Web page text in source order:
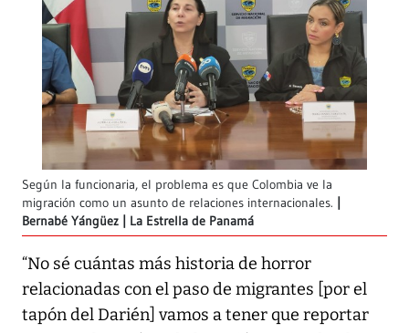
Según la funcionaria, el problema es que Colombia ve la
migración como un asunto de relaciones internacionales.
Bernabé Yángüez | La Estrella de Panamá
“No sé cuántas más historia de horror
relacionadas con el paso de migrantes [por el
tapón del Darién] vamos a tener que reportar